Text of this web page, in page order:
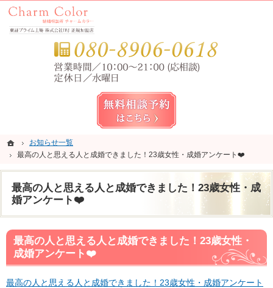
ホーム
お知らせ一覧
最高の人と思える人と成婚できました！23歳女性・成婚アンケート❤️
最高の人と思える人と成婚できました！23歳女性・成
婚アンケート❤️
錦糸町・亀戸・平井の結婚相談所なら当相談所へ。
錦糸町・亀戸・平井の結婚相談所なら短期成婚を目指すCharm Color (チャームカラー)
最高の人と思える人と成婚できました！23歳女性・
成婚アンケート❤️
最高の人と思える人と成婚できました！23歳女性・成婚アンケート
ホーム
お知らせ一覧
最高の人と思える人と成婚できました！23歳女性・成婚アンケート❤️